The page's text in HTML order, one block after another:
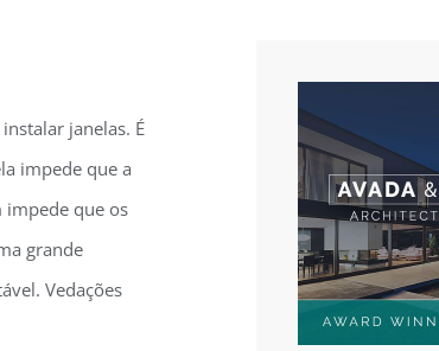
janelas. É
impede que a
impede que os
grande
Vedações